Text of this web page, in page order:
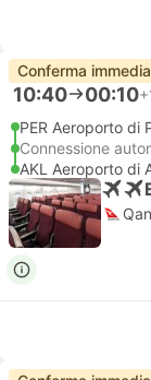
Conferma
10:40 00:10
PER Aeroporto di
Connessione
AKL Aeroporto di